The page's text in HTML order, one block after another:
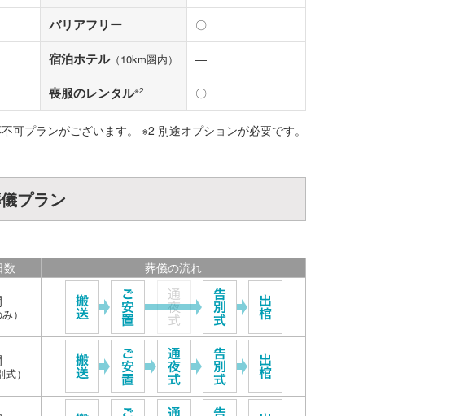
バリアフリー 〇
宿泊ホテル（10km圏内） ―
喪服のレンタル※2 〇
可プランがございます。 ※2 別途オプションが必要です。
プラン
数 葬儀の流れ
）
）